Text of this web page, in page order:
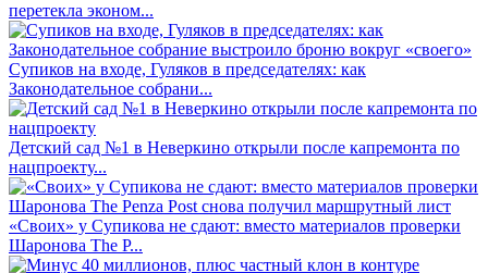
перетекла эконом...
Супиков на входе, Гуляков в председателях: как
Законодательное собрани...
Детский сад №1 в Неверкино открыли после капремонта по
нацпроекту...
«Своих» у Супикова не сдают: вместо материалов проверки
Шаронова The P...